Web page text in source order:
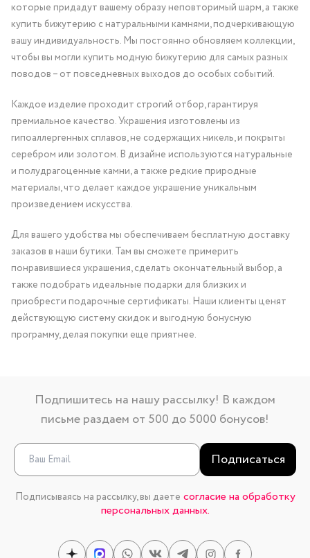
которые придадут вашему образу неповторимый шарм, а также
купить бижутерию с натуральными камнями, подчеркивающую
вашу индивидуальность. Мы постоянно обновляем коллекции,
чтобы вы могли купить модную бижутерию для самых разных
поводов – от повседневных выходов до особых событий.
Каждое изделие проходит строгий отбор, гарантируя
премиальное качество. Украшения изготовлены из
гипоаллергенных сплавов, не содержащих никель, и покрыты
серебром или золотом. В дизайне используются натуральные
и полудрагоценные камни, а также редкие природные
материалы, что делает каждое украшение уникальным
произведением искусства.
Для вашего удобства мы обеспечиваем бесплатную доставку
заказов в наши бутики. Там вы сможете примерить
понравившиеся украшения, сделать окончательный выбор, а
также подобрать идеальные подарки для близких и
приобрести подарочные сертификаты. Наши клиенты ценят
действующую систему скидок и выгодную бонусную
программу, делая покупки еще приятнее.
Подпишитесь на нашу рассылку! В каждом
письме раздаем от 500 до 5000 бонусов!
Подписаться
Подписываясь на рассылку, вы даете согласие на обработку
персональных данных.